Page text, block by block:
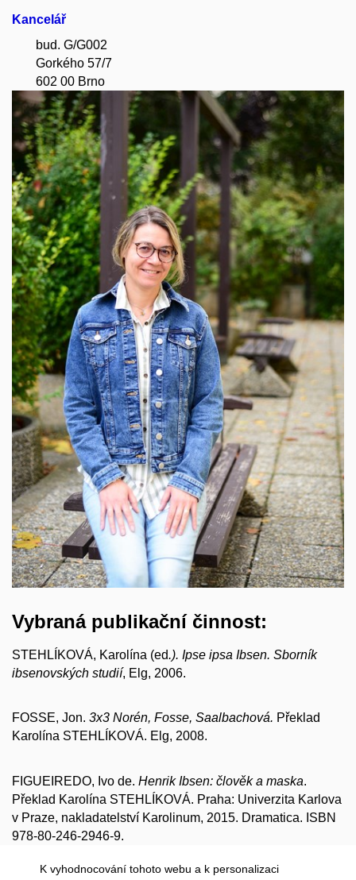
Kancelář
bud. G/G002
Gorkého 57/7
602 00 Brno
Vybraná publikační činnost:
STEHLÍKOVÁ, Karolína (ed.). Ipse ipsa Ibsen. Sborník
ibsenovských studií, Elg, 2006.
FOSSE, Jon. 3x3 Norén, Fosse, Saalbachová. Překlad
Karolína STEHLÍKOVÁ. Elg, 2008.
FIGUEIREDO, Ivo de. Henrik Ibsen: člověk a maska.
Překlad Karolína STEHLÍKOVÁ. Praha: Univerzita Karlova
v Praze, nakladatelství Karolinum, 2015. Dramatica. ISBN
978-80-246-2946-9.
K vyhodnocování tohoto webu a k personalizaci